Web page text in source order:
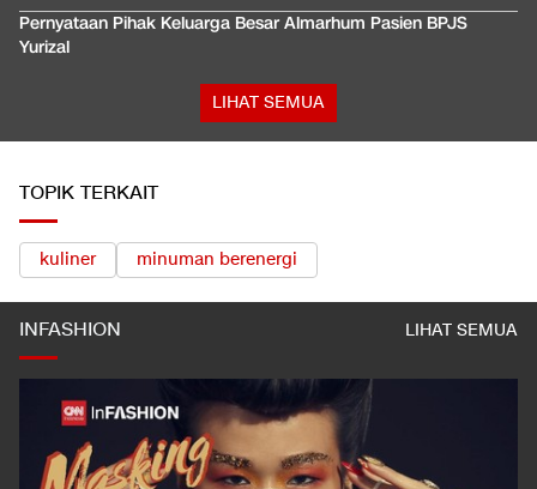
Pernyataan Pihak Keluarga Besar Almarhum Pasien BPJS
Yurizal
LIHAT SEMUA
TOPIK TERKAIT
kuliner minuman berenergi
INFASHION LIHAT SEMUA